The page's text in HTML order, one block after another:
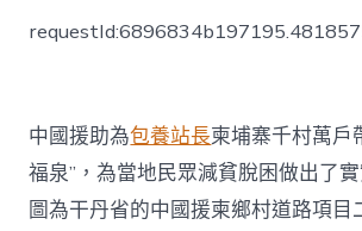
減
貧
碩
果
_
中
中國援助為包養站長柬埔寨千村萬戶
福泉”，為當地民眾減貧脫困做出了
圖為干丹省的中國援柬鄉村道路項目